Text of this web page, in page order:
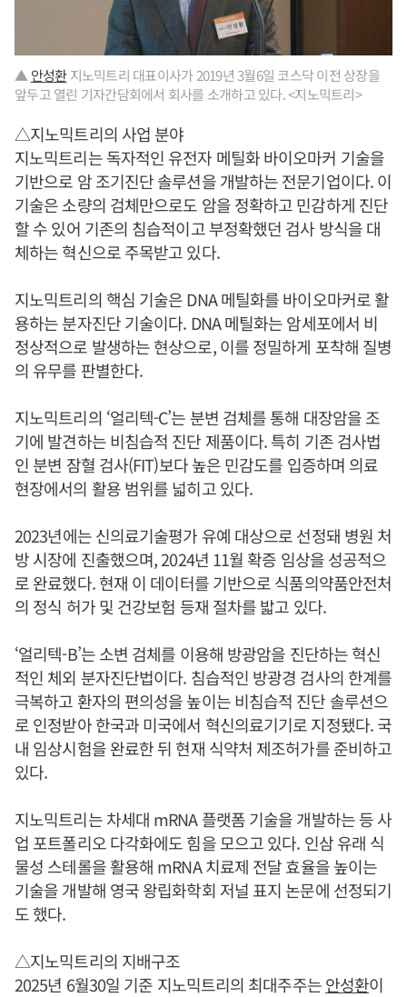
▲ 안성환지노믹트리 대표이사가 2019년 3월6일 코스닥 이전 상장을
앞두고 열린 기자간담회에서 회사를 소개하고 있다. <지노믹트리>
△지노믹트리의 사업 분야
지노믹트리는 독자적인 유전자 메틸화 바이오마커 기술을
기반으로 암 조기진단 솔루션을 개발하는 전문기업이다. 이
기술은 소량의 검체만으로도 암을 정확하고 민감하게 진단
할 수 있어 기존의 침습적이고 부정확했던 검사 방식을 대
체하는 혁신으로 주목받고 있다.
지노믹트리의 핵심 기술은 DNA 메틸화를 바이오마커로 활
용하는 분자진단 기술이다. DNA 메틸화는 암세포에서 비
정상적으로 발생하는 현상으로, 이를 정밀하게 포착해 질병
의 유무를 판별한다.
지노믹트리의 ‘얼리텍-C’는 분변 검체를 통해 대장암을 조
기에 발견하는 비침습적 진단 제품이다. 특히 기존 검사법
인 분변 잠혈 검사(FIT)보다 높은 민감도를 입증하며 의료
현장에서의 활용 범위를 넓히고 있다.
2023년에는 신의료기술평가 유예 대상으로 선정돼 병원 처
방 시장에 진출했으며, 2024년 11월 확증 임상을 성공적으
로 완료했다. 현재 이 데이터를 기반으로 식품의약품안전처
의 정식 허가 및 건강보험 등재 절차를 밟고 있다.
‘얼리텍-B’는 소변 검체를 이용해 방광암을 진단하는 혁신
적인 체외 분자진단법이다. 침습적인 방광경 검사의 한계를
극복하고 환자의 편의성을 높이는 비침습적 진단 솔루션으
로 인정받아 한국과 미국에서 혁신의료기기로 지정됐다. 국
내 임상시험을 완료한 뒤 현재 식약처 제조허가를 준비하고
있다.
지노믹트리는 차세대 mRNA 플랫폼 기술을 개발하는 등 사
업 포트폴리오 다각화에도 힘을 모으고 있다. 인삼 유래 식
물성 스테롤을 활용해 mRNA 치료제 전달 효율을 높이는
기술을 개발해 영국 왕립화학회 저널 표지 논문에 선정되기
도 했다.
△지노믹트리의 지배구조
2025년 6월30일 기준 지노믹트리의 최대주주는안성환이